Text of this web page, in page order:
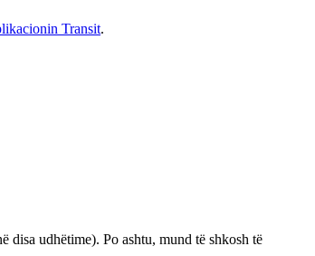
Transit.
disa udhëtime). Po ashtu, mund të shkosh të